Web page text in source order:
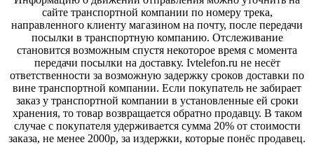
сайте транспортной компании по номеру трека,
направленного клиенту магазином на почту, после передачи
посылки в транспортную компанию. Отслеживание
становится возможным спустя некоторое время с момента
передачи посылки на доставку. Ivtelefon.ru не несёт
ответственности за возможную задержку сроков доставки по
вине транспортной компании. Если покупатель не забирает
заказ у транспортной компании в установленные ей сроки
хранения, то товар возвращается обратно продавцу. В таком
случае с покупателя удерживается сумма 20% от стоимости
заказа, не менее 2000р, за издержки, которые понёс продавец.